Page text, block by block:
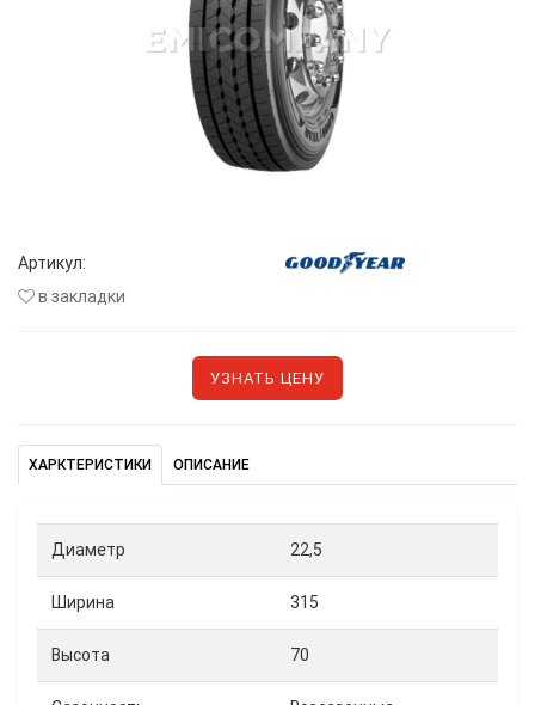
Артикул:
в закладки
УЗНАТЬ ЦЕНУ
ХАРКТЕРИСТИКИ ОПИСАНИЕ
Диаметр 22,5
Ширина 315
Высота 70